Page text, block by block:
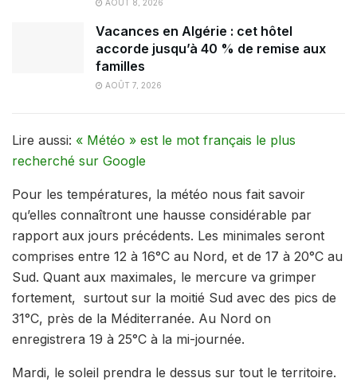
AOÛT 8, 2026
Vacances en Algérie : cet hôtel
accorde jusqu’à 40 % de remise aux
familles
AOÛT 7, 2026
Lire aussi: « Météo » est le mot français le plus
recherché sur Google
Pour les températures, la météo nous fait savoir
qu’elles connaîtront une hausse considérable par
rapport aux jours précédents. Les minimales seront
comprises entre 12 à 16°C au Nord, et de 17 à 20°C au
Sud. Quant aux maximales, le mercure va grimper
fortement, surtout sur la moitié Sud avec des pics de
31°C, près de la Méditerranée. Au Nord on
enregistrera 19 à 25°C à la mi-journée.
Mardi, le soleil prendra le dessus sur tout le territoire.